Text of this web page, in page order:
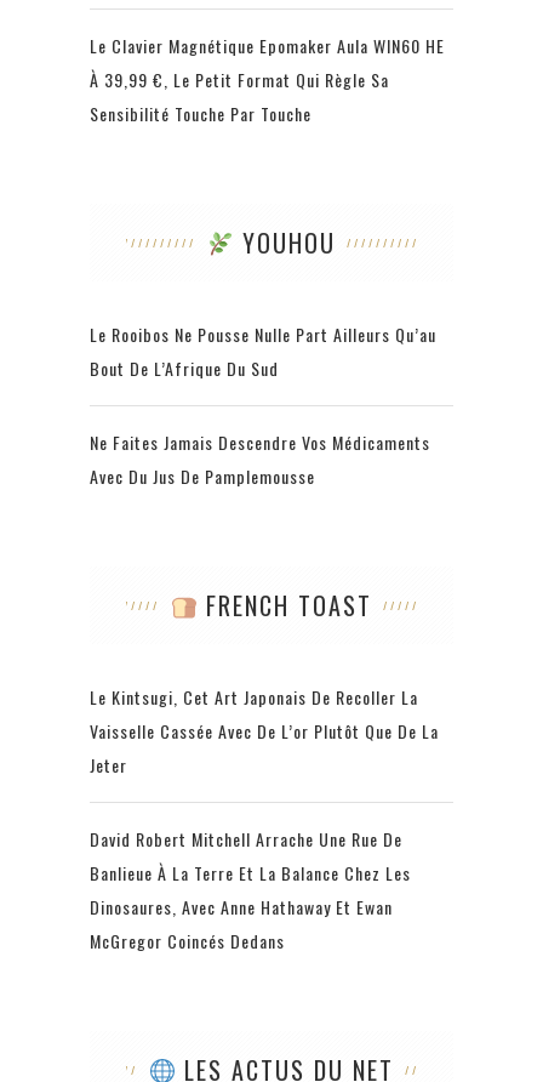
Le Clavier Magnétique Epomaker Aula WIN60 HE
À 39,99 €, Le Petit Format Qui Règle Sa
Sensibilité Touche Par Touche
YOUHOU
Le Rooibos Ne Pousse Nulle Part Ailleurs Qu’au
Bout De L’Afrique Du Sud
Ne Faites Jamais Descendre Vos Médicaments
Avec Du Jus De Pamplemousse
FRENCH TOAST
Le Kintsugi, Cet Art Japonais De Recoller La
Vaisselle Cassée Avec De L’or Plutôt Que De La
Jeter
David Robert Mitchell Arrache Une Rue De
Banlieue À La Terre Et La Balance Chez Les
Dinosaures, Avec Anne Hathaway Et Ewan
McGregor Coincés Dedans
LES ACTUS DU NET